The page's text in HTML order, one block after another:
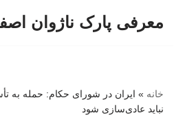
معرفی پارک ناژوان
خانه » ایران در شورای حکام: حمله به
نباید عادی‌سازی شود